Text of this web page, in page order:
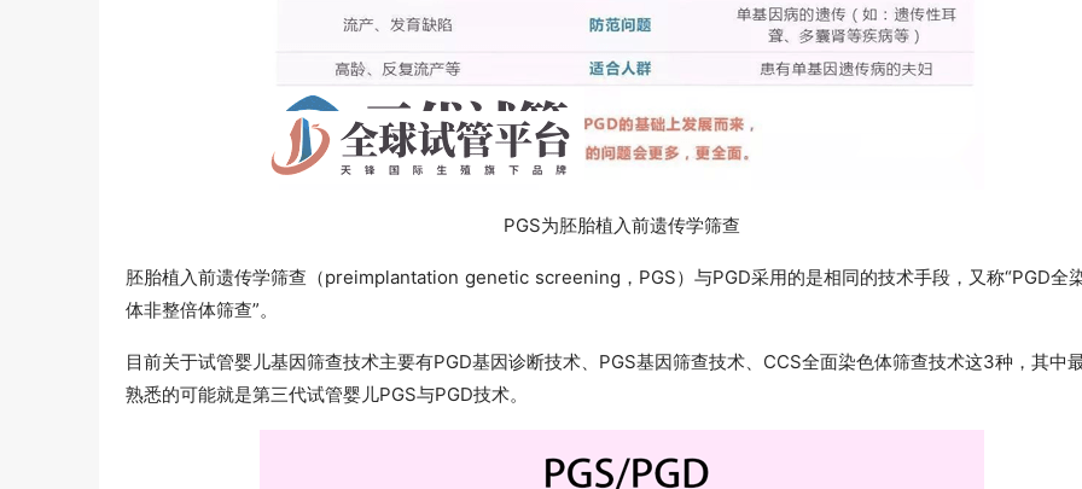
PGS为胚胎植入前遗传学筛查
胚胎植入前遗传学筛查（preimplantation genetic screening，PGS）与PGD采用的是相同的技术手段，又称“PGD全
体非整倍体筛查”。
目前关于试管婴儿基因筛查技术主要有PGD基因诊断技术、PGS基因筛查技术、CCS全面染色体筛查技术这3种，其中
熟悉的可能就是第三代试管婴儿PGS与PGD技术。